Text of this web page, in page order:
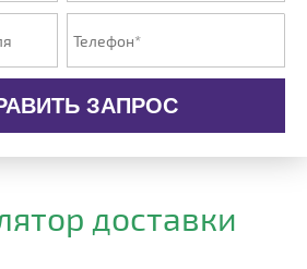
ЗАПРОС
доставки